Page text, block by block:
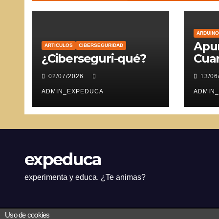
ARTICULOS CIBERSEGURIDAD
¿Ciberseguri-qué?
02/07/2026
ADMIN_EXPEDUCA
ARDUINO
13/
expeduca
experimenta y educa. ¿Te animas?
Uso de cookies